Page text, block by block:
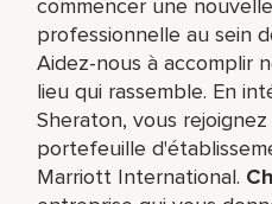
commencer une
professionnelle au sein
Aidez-nous à accomplir
lieu qui rassemble. En
Sheraton, vous
portefeuille
Marriott International.